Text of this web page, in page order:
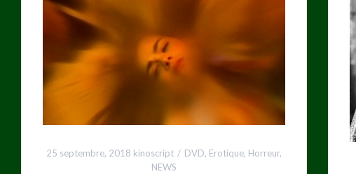
25 septembre, 2018 kinoscript DVD, Erotique, Horreur,
NEWS